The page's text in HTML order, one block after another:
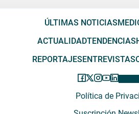
ÚLTIMAS NOTICIAS
ACTUALIDADTENDENCIAS
REPORTAJESENTREVISTAS
Política de